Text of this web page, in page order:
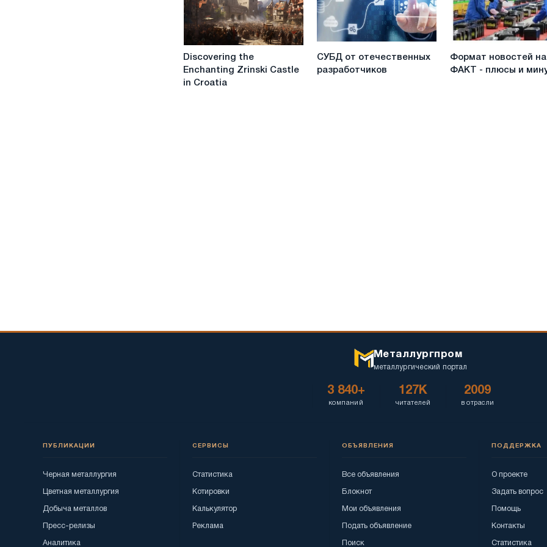
you
flowers”
Discovering
the
Enchanting
Discovering the
Enchanting Zrinski Castle
in Croatia
СУБД
отечественных
СУБД от отечественных
разработчиков
Формат
новостей
Формат новостей на
ФАКТ - плюсы и
Металлургпром
металлургический портал
3 840+
компаний
127K
читателей
2009
в отрасли
ПУБЛИКАЦИИ
Черная металлургия
Цветная металлургия
Добыча металлов
Пресс-релизы
Аналитика
СЕРВИСЫ
Статистика
Котировки
Калькулятор
Реклама
ОБЪЯВЛЕНИЯ
Все объявления
Блокнот
Мои объявления
Подать объявление
Поиск
ПОДДЕРЖКА
О проекте
Задать вопрос
Помощь
Контакты
Статистика